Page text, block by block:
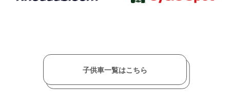
子供車一覧はこちら